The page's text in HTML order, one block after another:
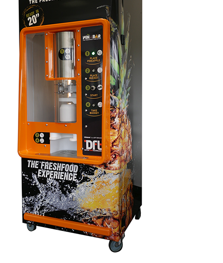
KONZEPT
VIDEO
PRODUKTE
ANFRAGE
KONTAKT